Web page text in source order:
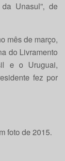
Unasul”, de
mês de março,
do Livramento
e o Uruguai,
fez por